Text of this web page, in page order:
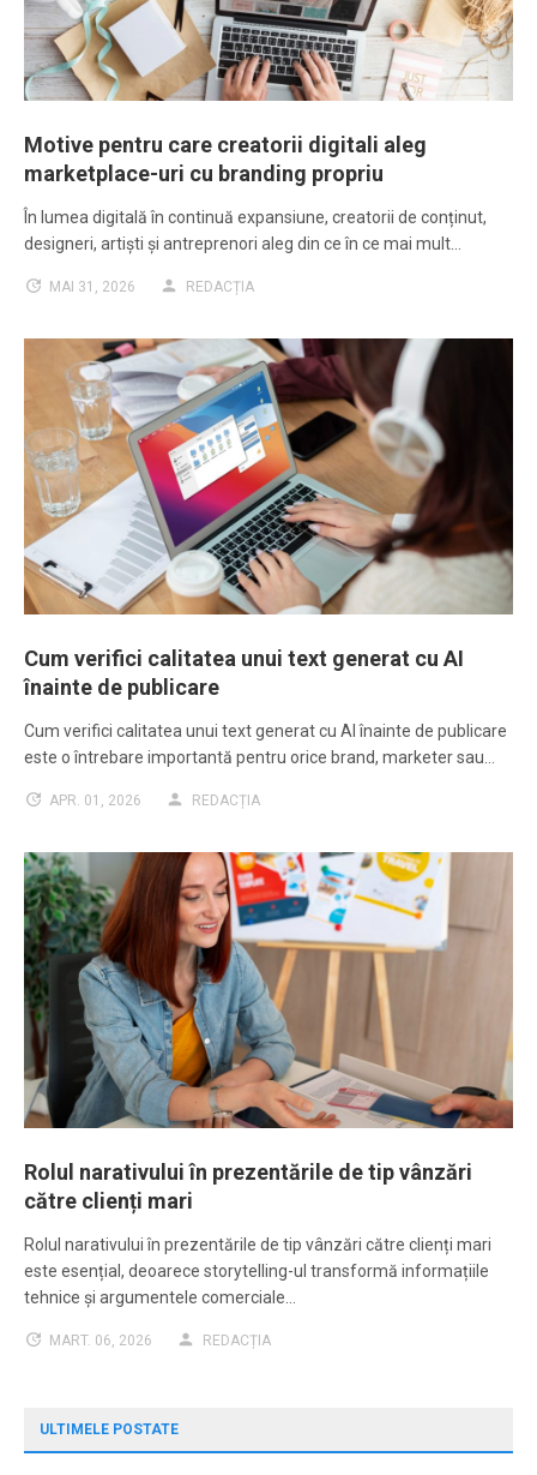
Motive pentru care creatorii digitali aleg
marketplace-uri cu branding propriu
În lumea digitală în continuă expansiune, creatorii de conținut,
designeri, artiști și antreprenori aleg din ce în ce mai mult…
MAI 31, 2026 REDACȚIA
Cum verifici calitatea unui text generat cu AI
înainte de publicare
Cum verifici calitatea unui text generat cu AI înainte de publicare
este o întrebare importantă pentru orice brand, marketer sau…
APR. 01, 2026 REDACȚIA
Rolul narativului în prezentările de tip vânzări
către clienți mari
Rolul narativului în prezentările de tip vânzări către clienți mari
este esențial, deoarece storytelling-ul transformă informațiile
tehnice și argumentele comerciale…
MART. 06, 2026 REDACȚIA
ULTIMELE POSTATE